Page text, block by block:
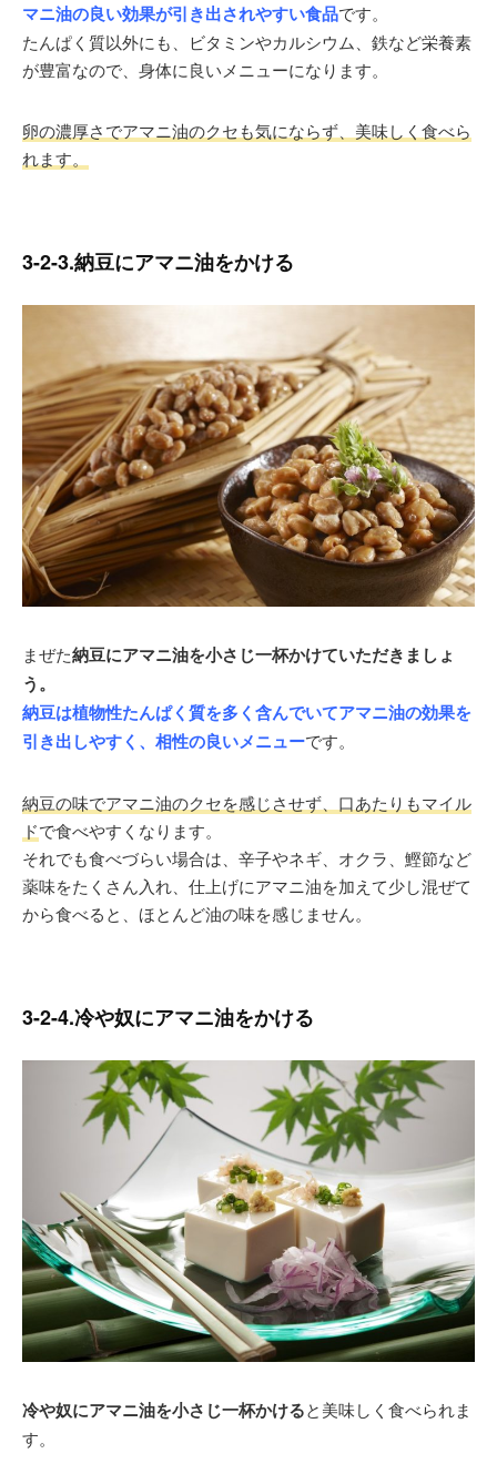
マニ油の良い効果が引き出されやすい食品です。
たんぱく質以外にも、ビタミンやカルシウム、鉄など栄養素
が豊富なので、身体に良いメニューになります。
卵の濃厚さでアマニ油のクセも気にならず、美味しく食べら
れます。
3-2-3.納豆にアマニ油をかける
まぜた納豆にアマニ油を小さじ一杯かけていただきましょ
う。
納豆は植物性たんぱく質を多く含んでいてアマニ油の効果を
引き出しやすく、相性の良いメニューです。
納豆の味でアマニ油のクセを感じさせず、口あたりもマイル
ドで食べやすくなります。
それでも食べづらい場合は、辛子やネギ、オクラ、鰹節など
薬味をたくさん入れ、仕上げにアマニ油を加えて少し混ぜて
から食べると、ほとんど油の味を感じません。
3-2-4.冷や奴にアマニ油をかける
冷や奴にアマニ油を小さじ一杯かけると美味しく食べられま
す。